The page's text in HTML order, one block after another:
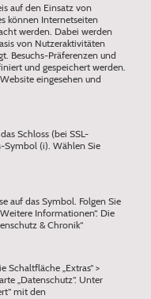
auf den Einsatz von
können Internetseiten
werden. Dabei werden
von Nutzeraktivitäten
Besuchs-Präferenzen und
und gespeichert werden.
eingesehen und
Schloss (bei SSL-
(i). Wählen Sie
auf das Symbol. Folgen Sie
Informationen“. Die
& Chronik“
„Extras“ >
„Datenschutz“. Unter
mit den